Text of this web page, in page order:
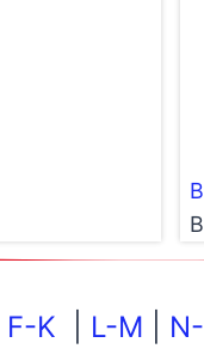
F-K L-M